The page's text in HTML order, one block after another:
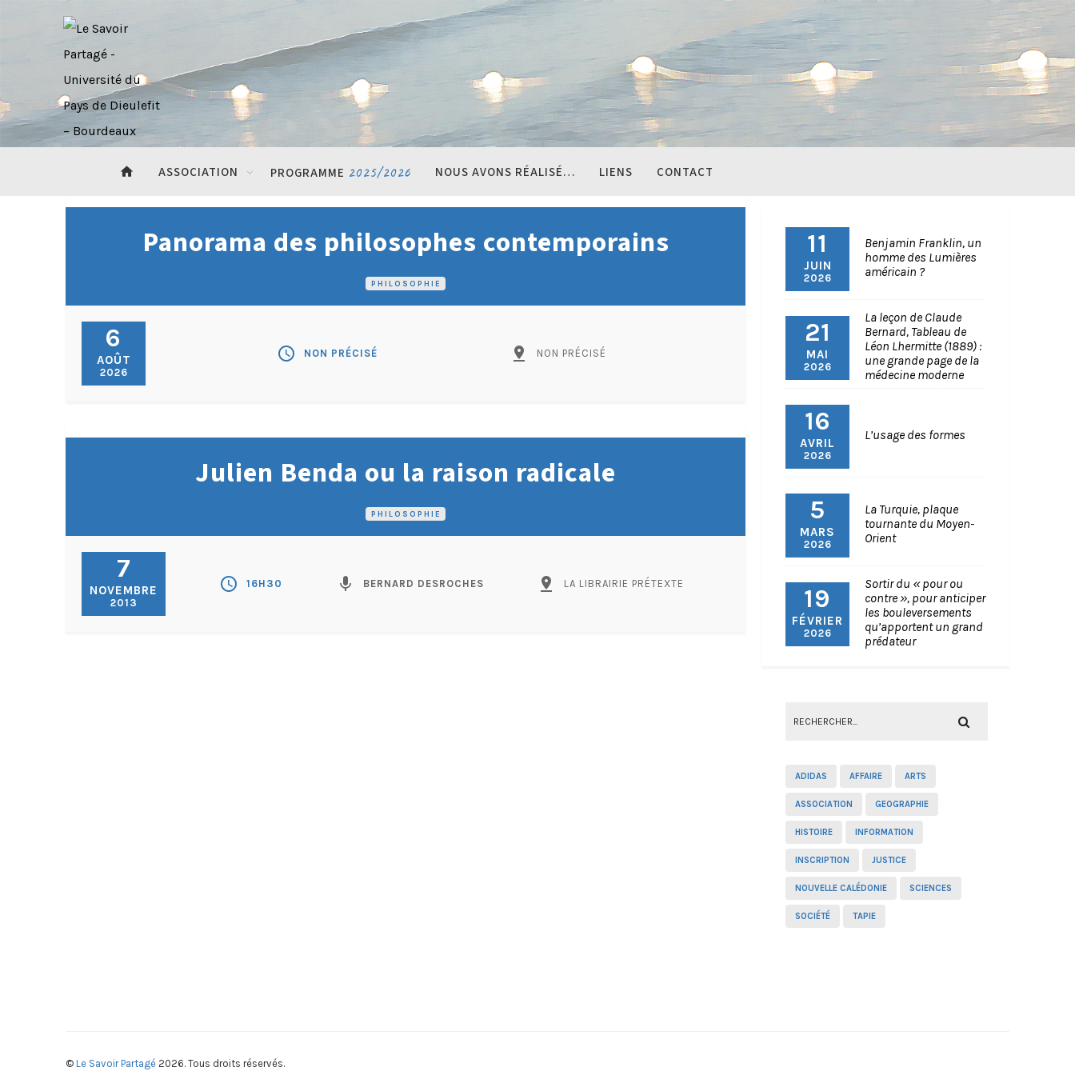
home ASSOCIATION PROGRAMME 2025/2026 NOUS AVONS RÉALISÉ… LIENS CONTACT
PHILOSOPHIE
Panorama des philosophes contemporains
6
AOÛT
2026
schedule NON PRÉCISÉ pin_drop NON PRÉCISÉ
PHILOSOPHIE
Julien Benda ou la raison radicale
7
NOVEMBRE
2013
schedule 16H30 mic BERNARD DESROCHES pin_drop LA LIBRAIRIE PRÉTEXTE
11
JUIN
2026
Benjamin Franklin, un
homme des Lumières
américain ?
21
MAI
2026
La leçon de Claude
Bernard, Tableau de
Léon Lhermitte (1889) :
une grande page de la
médecine moderne
16
AVRIL
2026
L’usage des formes
5
MARS
2026
La Turquie, plaque
tournante du Moyen-
Orient
19
FÉVRIER
2026
Sortir du « pour ou
contre », pour anticiper
les bouleversements
qu’apportent un grand
prédateur
ADIDAS AFFAIRE ARTS
ASSOCIATION GEOGRAPHIE
HISTOIRE INFORMATION
INSCRIPTION JUSTICE
NOUVELLE CALÉDONIE SCIENCES
SOCIÉTÉ TAPIE
© Le Savoir Partagé 2026. Tous droits réservés.